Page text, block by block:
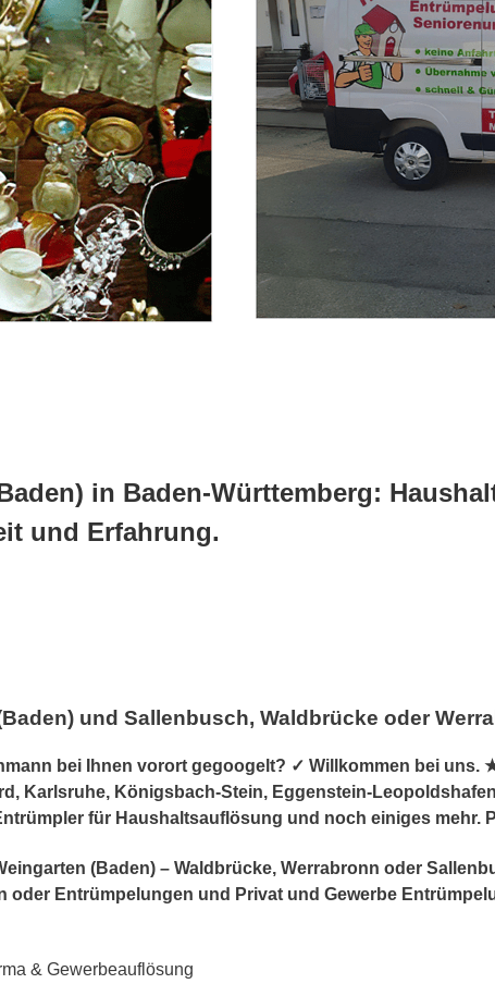
in Baden-Württemberg:
und Erfahrung.
und Sallenbusch, Waldbrücke oder
bei Ihnen vorort gegoogelt? ✓ Willkommen bei
Karlsruhe, Königsbach-Stein, Eggenstein-
für Haushaltsauflösung und noch einiges mehr.
(Baden) – Waldbrücke, Werrabronn oder
Entrümpelungen und Privat und Gewerbe
& Gewerbeauflösung